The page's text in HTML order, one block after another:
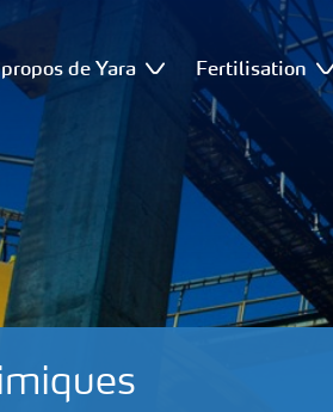
de Yara Fertilisation